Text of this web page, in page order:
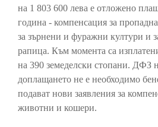
на 1 803 600 лева e отложено
година - компенсация за
за зърнени и фуражни култури и
рапица. Към момента са
на 390 земеделски стопани. ДФЗ
доплащането не е необходимо
подават нови заявления за
животни и кошери.